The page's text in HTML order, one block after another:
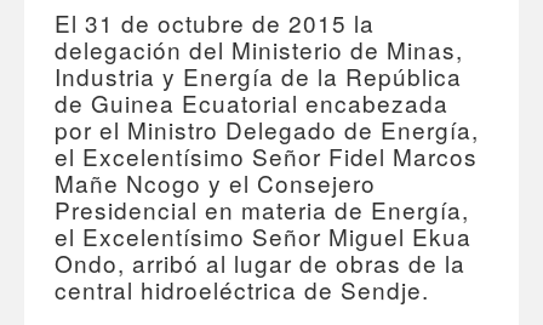
El 31 de octubre de 2015 la
delegación del Ministerio de Minas,
Industria y Energía de la República
de Guinea Ecuatorial encabezada
por el Ministro Delegado de Energía,
el Excelentísimo Señor Fidel Marcos
Mañe Ncogo y el Consejero
Presidencial en materia de Energía,
el Excelentísimo Señor Miguel Ekua
Ondo, arribó al lugar de obras de la
central hidroeléctrica de Sendje.